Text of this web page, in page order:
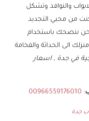
والنوافذ وتشكل
من محبي التجديد
ننصحك باستخدام
الى الحداثة والفخامة
في جدة , اسعار
:
00966559176010